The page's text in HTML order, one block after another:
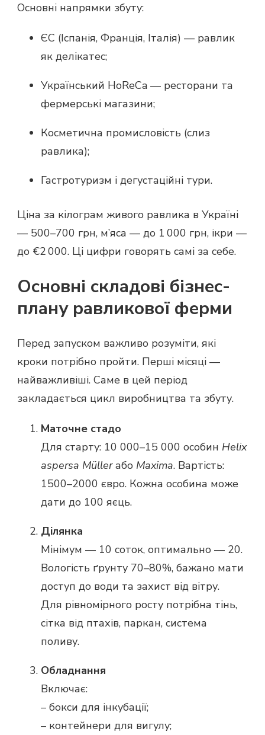
Основні напрямки збуту:
ЄС (Іспанія, Франція, Італія) — равлик
як делікатес;
Український HoReCa — ресторани та
фермерські магазини;
Косметична промисловість (слиз
равлика);
Гастротуризм і дегустаційні тури.
Ціна за кілограм живого равлика в Україні
— 500–700 грн, м’яса — до 1 000 грн, ікри —
до €2 000. Ці цифри говорять самі за себе.
Основні складові бізнес-
плану равликової ферми
Перед запуском важливо розуміти, які
кроки потрібно пройти. Перші місяці —
найважливіші. Саме в цей період
закладається цикл виробництва та збуту.
Маточне стадо
Для старту: 10 000–15 000 особин Helix
aspersa Müllerабо Maxima. Вартість:
1500–2000 євро. Кожна особина може
дати до 100 яєць.
Ділянка
Мінімум — 10 соток, оптимально — 20.
Вологість ґрунту 70–80%, бажано мати
доступ до води та захист від вітру.
Для рівномірного росту потрібна тінь,
сітка від птахів, паркан, система
поливу.
Обладнання
Включає:
– бокси для інкубації;
– контейнери для вигулу;